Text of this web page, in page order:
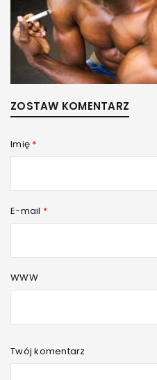
ZOSTAW KOMENTARZ
Imię *
E-mail *
WWW
Twój komentarz